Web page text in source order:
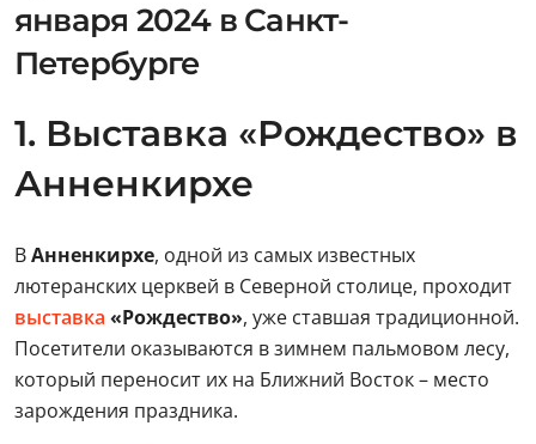
января 2024 в Санкт-
Петербурге
1. Выставка «Рождество» в
Анненкирхе
ВАнненкирхе, одной из самых известных
лютеранских церквей в Северной столице, проходит
выставка «Рождество», уже ставшая традиционной.
Посетители оказываются в зимнем пальмовом лесу,
который переносит их на Ближний Восток – место
зарождения праздника.